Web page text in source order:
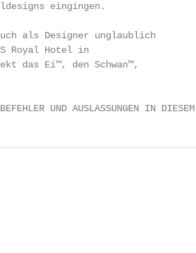
eingingen.
als Designer unglaublich
Royal Hotel in
das Ei™, den Schwan™,
UND AUSLASSUNGEN IN DIESEM